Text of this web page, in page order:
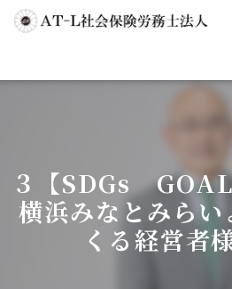
３【SDGs GOAL
横浜みなとみらい
くる経営者